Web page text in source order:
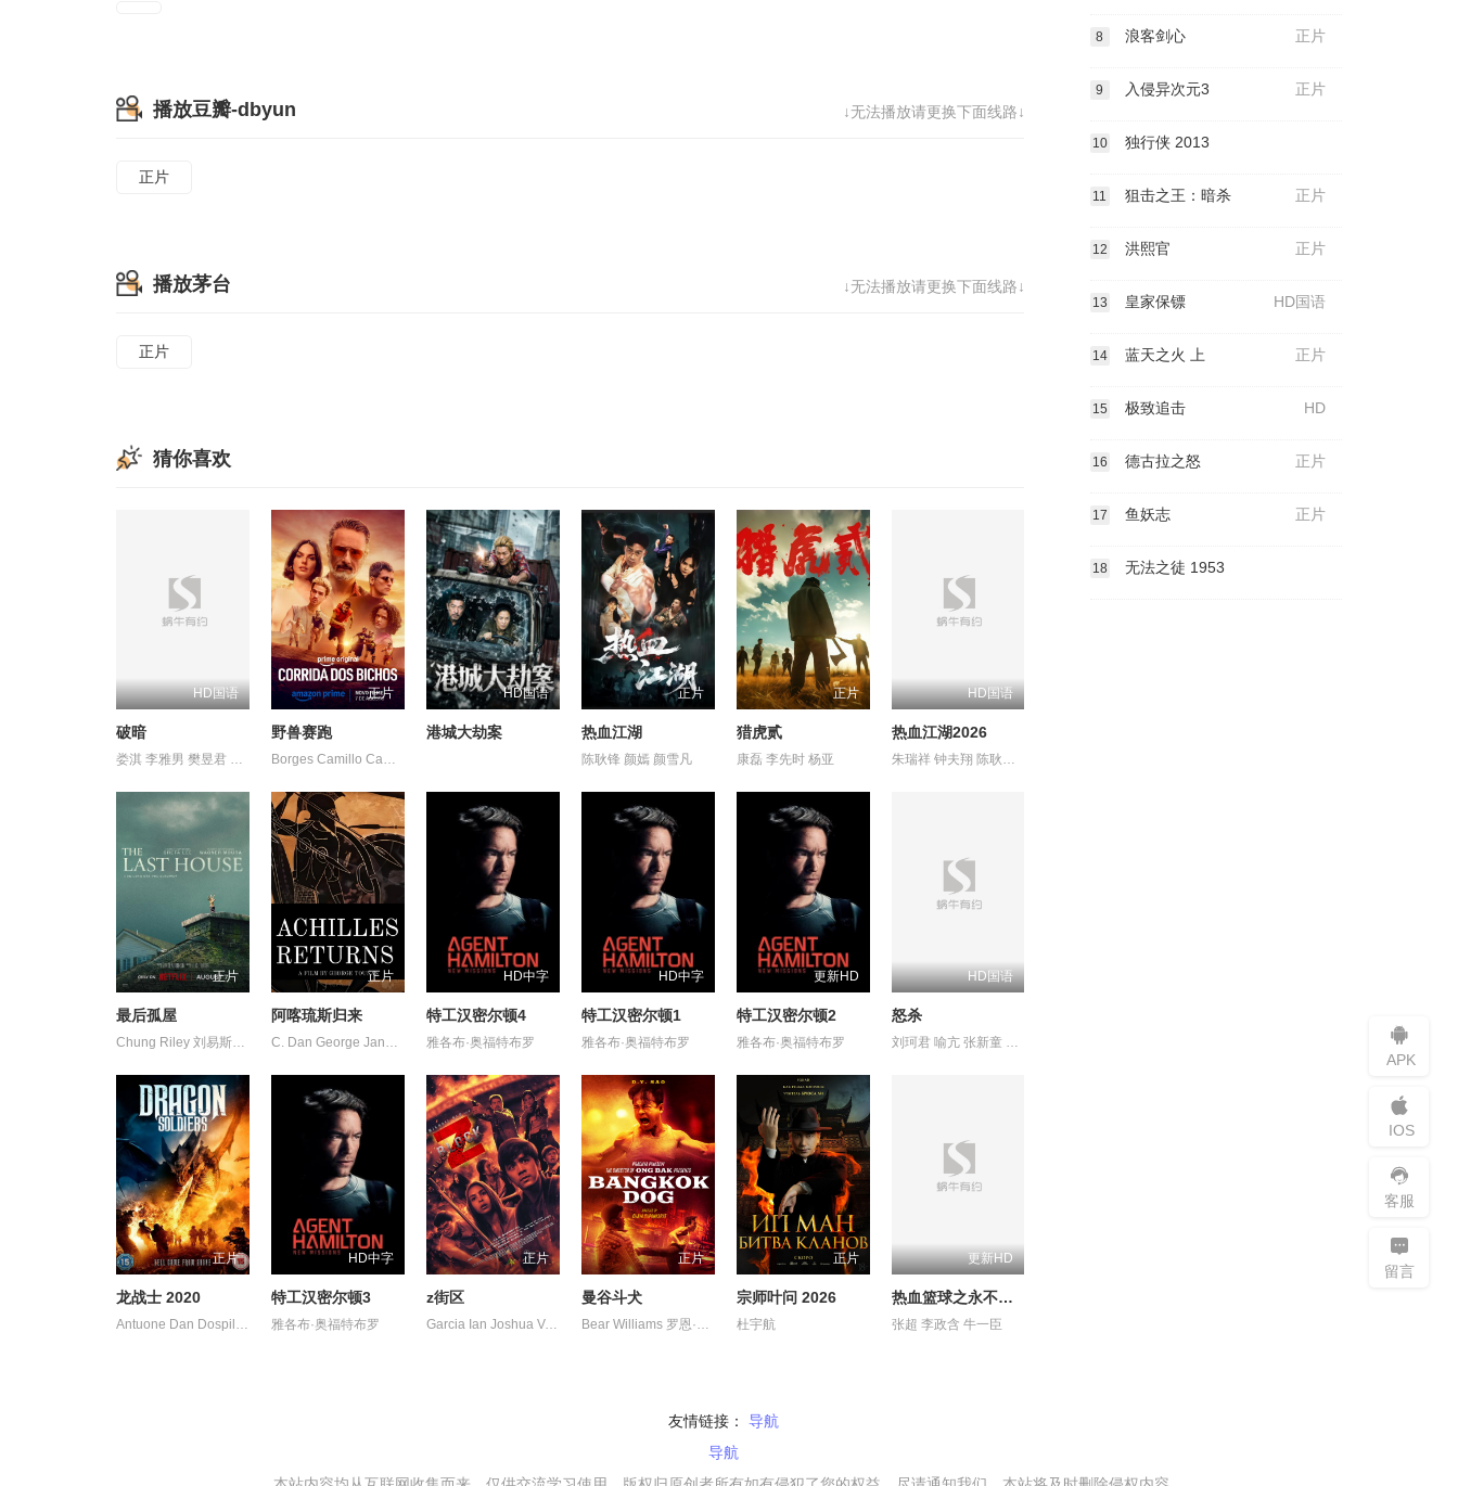
↓无法播放请更换下面线路↓
播放豆瓣-dbyun
正片
↓无法播放请更换下面线路↓
播放茅台
正片
猜你喜欢
HD国语
破暗
娄淇 李雅男 樊昱君 蒋菲菲
正片
野兽赛跑
Borges Camillo Campagnaro Higor 阿兹 阿妮塔 马修斯·阿布雷乌
HD国语
港城大劫案
正片
热血江湖
陈耿锋 颜嫣 颜雪凡
正片
猎虎贰
康磊 李先时 杨亚
HD国语
热血江湖2026
朱瑞祥 钟夫翔 陈耿锋 颜嫣 颜雪凡
正片
最后孤屋
正片
阿喀琉斯归来
HD中字
特工汉密尔顿4
雅各布·奥福特布罗
HD中字
特工汉密尔顿1
雅各布·奥福特布罗
更新HD
特工汉密尔顿2
雅各布·奥福特布罗
HD国语
怒杀
正片
龙战士 2020
Antuone Dan Dospil Maurice Motown Pla Ruben Sinclair Tarkan Torbert
HD中字
特工汉密尔顿3
雅各布·奥福特布罗
正片
z街区
Garcia Ian Joshua Veneracion 茱莉娅·巴雷托
正片
曼谷斗犬
Bear Williams 罗恩·斯穆安伯格 黎唯
正片
宗师叶问 2026
杜宇航
更新HD
热血篮球之永不放弃
张超 李政含 牛一臣
8 浪客剑心 正片
9 入侵异次元3 正片
10 独行侠 2013
11 狙击之王：暗杀 正片
12 洪熙官 正片
13 皇家保镖 HD国语
14 蓝天之火 上 正片
15 极致追击 HD
16 德古拉之怒 正片
17 鱼妖志 正片
18 无法之徒 1953
友情链接：
导航
导航
APK
IOS
客服
留言